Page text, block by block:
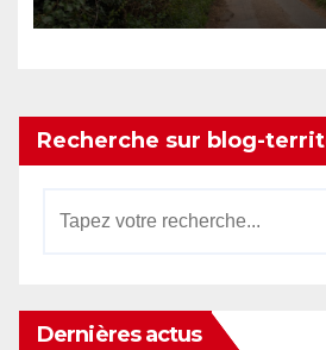
Recherche sur blog-
Dernières actus